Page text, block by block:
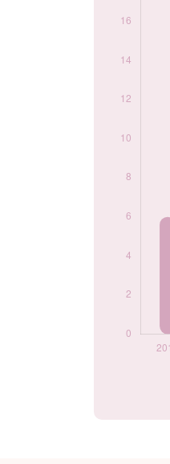
Popularité du
2021
2023